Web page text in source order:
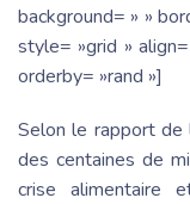
background= » »
style= »grid »
orderby= »rand »]
Selon le rapport de
des centaines de
crise alimentaire